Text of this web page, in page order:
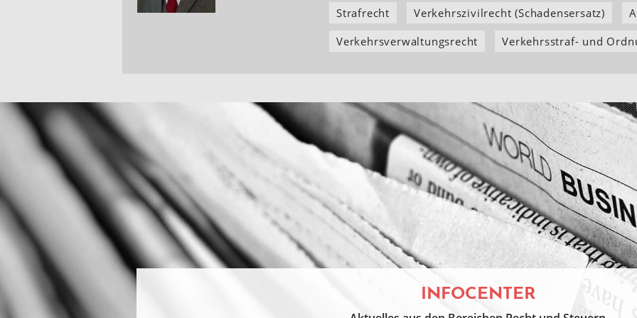
Strafrecht Verkehrszivilrecht (Schadensersatz)
Verkehrsverwaltungsrecht
Verkehrsstraf- und
INFOCENTER